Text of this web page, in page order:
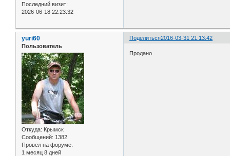
Последний визит:
2026-06-18 22:23:32
Поделиться2016-03-31 21:13:42
yuri60
Пользователь
Откуда: Крымск
Сообщений: 1382
Провел на форуме:
1 месяц 8 дней
Продано